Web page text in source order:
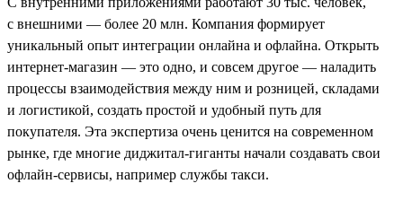
с внешними — более 20 млн. Компания формирует
уникальный опыт интеграции онлайна и офлайна. Открыть
интернет-магазин — это одно, и совсем другое — наладить
процессы взаимодействия между ним и розницей, складами
и логистикой, создать простой и удобный путь для
покупателя. Эта экспертиза очень ценится на современном
рынке, где многие диджитал-гиганты начали создавать свои
офлайн-сервисы, например службы такси.